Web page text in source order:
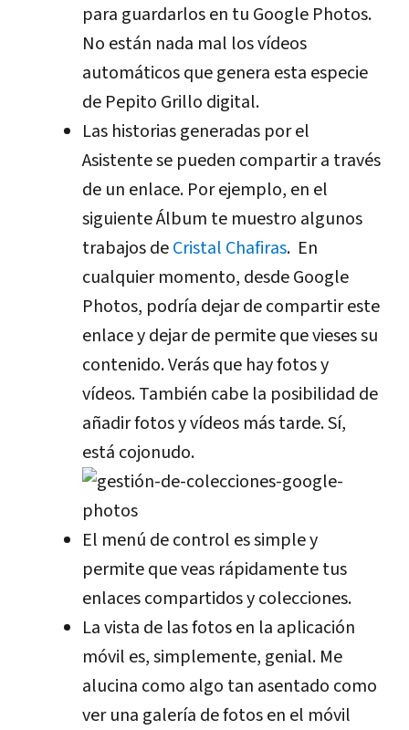
para guardarlos en tu Google Photos.
No están nada mal los vídeos
automáticos que genera esta especie
de Pepito Grillo digital.
Las historias generadas por el
Asistente se pueden compartir a través
de un enlace. Por ejemplo, en el
siguiente Álbum te muestro algunos
trabajos deCristal Chafiras. En
cualquier momento, desde Google
Photos, podría dejar de compartir este
enlace y dejar de permite que vieses su
contenido. Verás que hay fotos y
vídeos. También cabe la posibilidad de
añadir fotos y vídeos más tarde. Sí,
está cojonudo.
El menú de control es simple y
permite que veas rápidamente tus
enlaces compartidos y colecciones.
La vista de las fotos en la aplicación
móvil es, simplemente, genial. Me
alucina como algo tan asentado como
ver una galería de fotos en el móvil